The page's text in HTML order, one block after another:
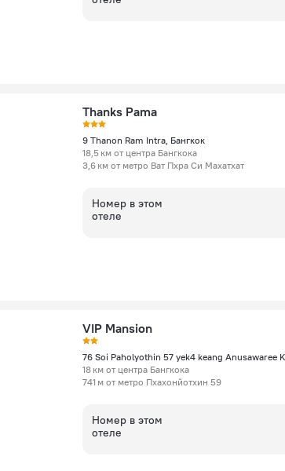
Thanks Pama
9 Thanon Ram Intra, Бангкок
18,5 км от центра Бангкока
3,6 км от метро Ват Пхра Си Махатхат
Номер в этом
отеле
VIP Mansion
18 км от центра Бангкока
741 м от метро Пхахонйотхин 59
Номер в этом
отеле